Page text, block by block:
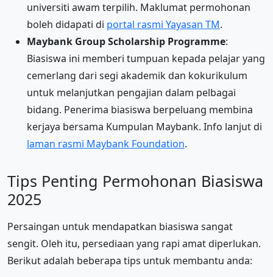
universiti awam terpilih. Maklumat permohonan
boleh didapati di portal rasmi Yayasan TM.
Maybank Group Scholarship Programme:
Biasiswa ini memberi tumpuan kepada pelajar yang
cemerlang dari segi akademik dan kokurikulum
untuk melanjutkan pengajian dalam pelbagai
bidang. Penerima biasiswa berpeluang membina
kerjaya bersama Kumpulan Maybank. Info lanjut di
laman rasmi Maybank Foundation.
Tips Penting Permohonan Biasiswa
2025
Persaingan untuk mendapatkan biasiswa sangat
sengit. Oleh itu, persediaan yang rapi amat diperlukan.
Berikut adalah beberapa tips untuk membantu anda: